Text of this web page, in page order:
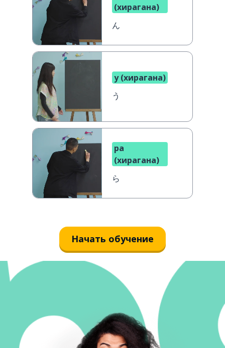
(хирагана)
ん
у (хирагана)
う
ра
(хирагана)
ら
Начать обучение